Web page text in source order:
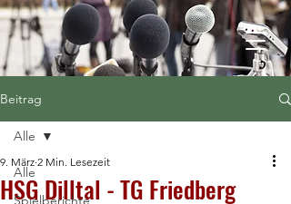
Beitrag
Alle
Spielberichte
Alle
HSG Dilltal - TG Friedberg
9. März 2 Min. Lesezeit